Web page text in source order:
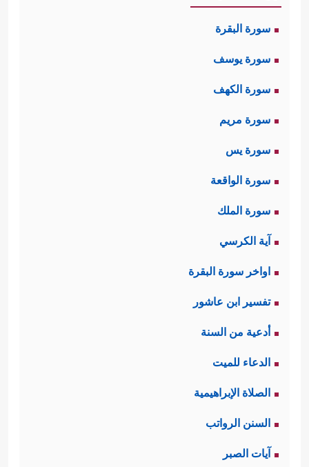
سورة البقرة
سورة يوسف
سورة الكهف
سورة مريم
سورة يس
سورة الواقعة
سورة الملك
آية الكرسي
اواخر سورة البقرة
تفسير ابن عاشور
أدعية من السنة
الدعاء للميت
الصلاة الإبراهيمية
السنن الرواتب
آيات الصبر